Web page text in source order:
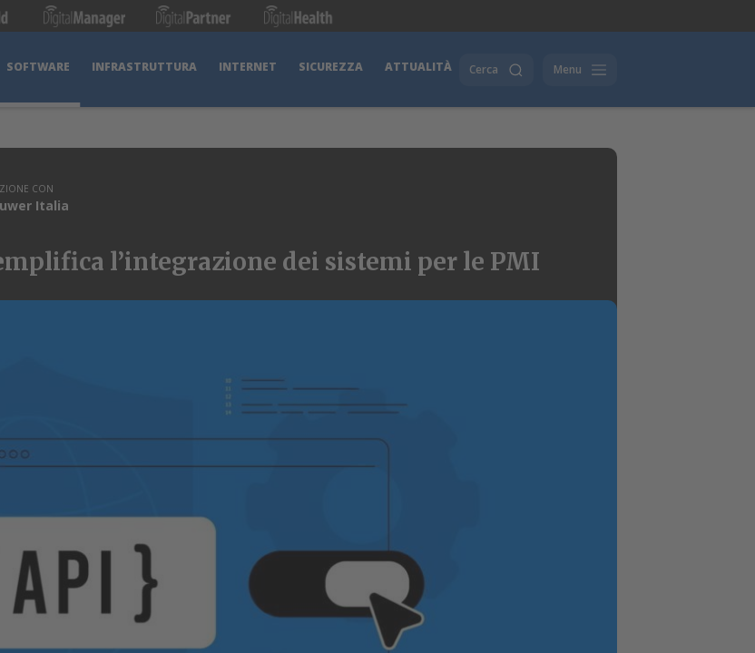
SOFTWARE INFRASTRUTTURA INTERNET SICUREZZA ATTUALITÀ Cerca Menu
CON
Italia
l’integrazione dei sistemi per le PMI